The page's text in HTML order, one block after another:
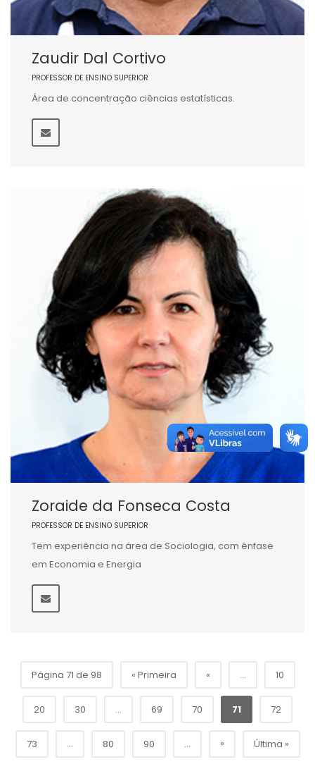
Zaudir Dal Cortivo
PROFESSOR DE ENSINO SUPERIOR
Área de concentração ciências estatísticas.
Zoraide da Fonseca Costa
PROFESSOR DE ENSINO SUPERIOR
Tem experiência na área de Sociologia, com ênfase
em Economia e Energia
Página 71 de 98 « Primeira « ... 10
20 30 ... 69 70 71 72
73 ... 80 90 ... » Última »